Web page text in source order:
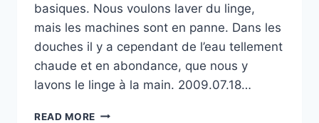
basiques. Nous voulons laver du linge,
mais les machines sont en panne. Dans les
douches il y a cependant de l’eau tellement
chaude et en abondance, que nous y
lavons le linge à la main. 2009.07.18…
READ MORE CAMPING